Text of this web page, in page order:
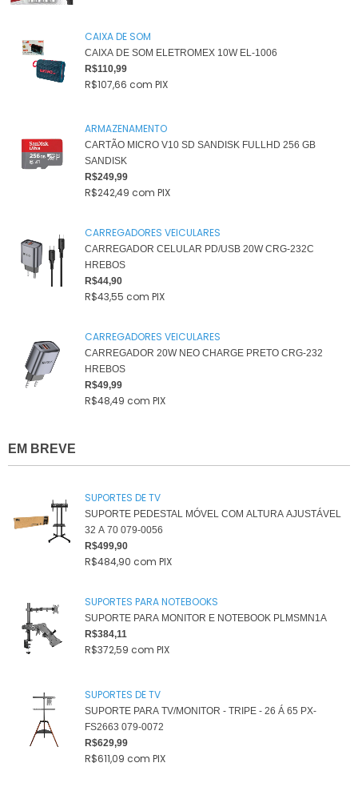
CAIXA DE SOM
CAIXA DE SOM ELETROMEX 10W EL-1006
R$110,99
R$107,66 com PIX
ARMAZENAMENTO
CARTÃO MICRO V10 SD SANDISK FULLHD 256 GB
SANDISK
R$249,99
R$242,49 com PIX
CARREGADORES VEICULARES
CARREGADOR CELULAR PD/USB 20W CRG-232C
HREBOS
R$44,90
R$43,55 com PIX
CARREGADORES VEICULARES
CARREGADOR 20W NEO CHARGE PRETO CRG-232
HREBOS
R$49,99
R$48,49 com PIX
EM BREVE
SUPORTES DE TV
SUPORTE PEDESTAL MÓVEL COM ALTURA AJUSTÁVEL
32 A 70 079-0056
R$499,90
R$484,90 com PIX
SUPORTES PARA NOTEBOOKS
SUPORTE PARA MONITOR E NOTEBOOK PLMSMN1A
R$384,11
R$372,59 com PIX
SUPORTES DE TV
SUPORTE PARA TV/MONITOR - TRIPE - 26 Á 65 PX-
FS2663 079-0072
R$629,99
R$611,09 com PIX